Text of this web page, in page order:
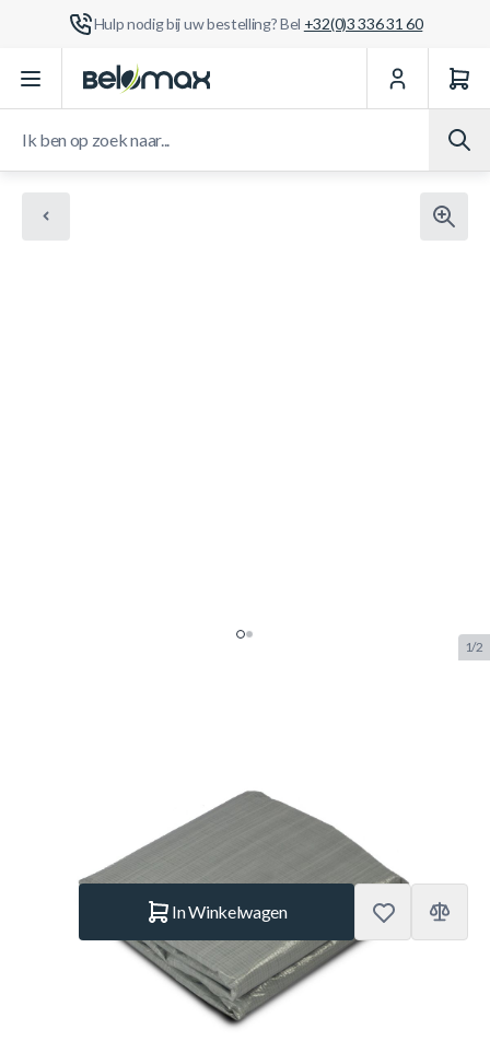
Hulp nodig bij uw bestelling? Bel +32(0)3 336 31 60
Ga naar de inhoud
1/2
Merk:Exit Toys
Op voorraad
In Winkelwagen